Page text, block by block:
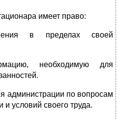
имеет право:
в пределах своей
необходимую для
администрации по вопросам
и условий своего труда.